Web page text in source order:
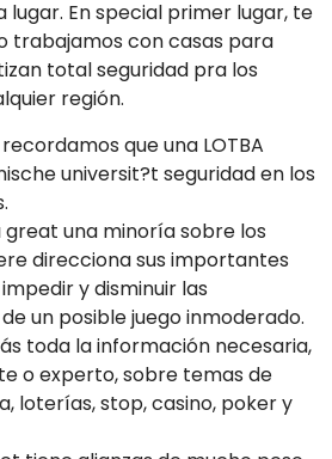
lugar. En special primer lugar, te
trabajamos con casas para
total seguridad pra los
región.
que una LOTBA
universit?t seguridad en los
great una minoría sobre los
direcciona sus importantes
y disminuir las
un posible juego inmoderado.
toda la información necesaria,
o experto, sobre temas de
loterías, stop, casino, poker y